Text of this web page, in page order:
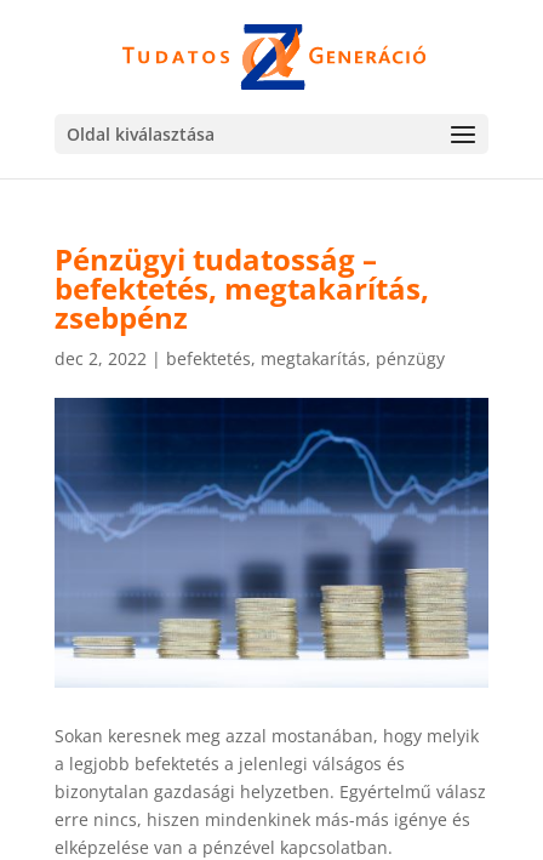
Oldal kiválasztása
Pénzügyi tudatosság –
befektetés, megtakarítás,
zsebpénz
dec 2, 2022| befektetés, megtakarítás, pénzügy
Sokan keresnek meg azzal mostanában, hogy melyik
a legjobb befektetés a jelenlegi válságos és
bizonytalan gazdasági helyzetben. Egyértelmű válasz
erre nincs, hiszen mindenkinek más-más igénye és
elképzelése van a pénzével kapcsolatban.